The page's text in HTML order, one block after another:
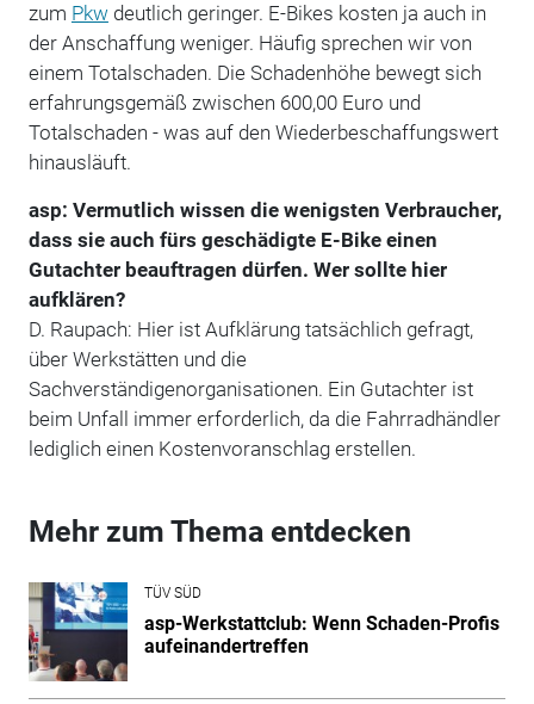
zum Pkw deutlich geringer. E-Bikes kosten ja auch in
der Anschaffung weniger. Häufig sprechen wir von
einem Totalschaden. Die Schadenhöhe bewegt sich
erfahrungsgemäß zwischen 600,00 Euro und
Totalschaden - was auf den Wiederbeschaffungswert
hinausläuft.
asp: Vermutlich wissen die wenigsten Verbraucher,
dass sie auch fürs geschädigte E-Bike einen
Gutachter beauftragen dürfen. Wer sollte hier
aufklären?
D. Raupach: Hier ist Aufklärung tatsächlich gefragt,
über Werkstätten und die
Sachverständigenorganisationen. Ein Gutachter ist
beim Unfall immer erforderlich, da die Fahrradhändler
lediglich einen Kostenvoranschlag erstellen.
Mehr zum Thema entdecken
TÜV SÜD
asp-Werkstattclub: Wenn Schaden-Profis
aufeinandertreffen